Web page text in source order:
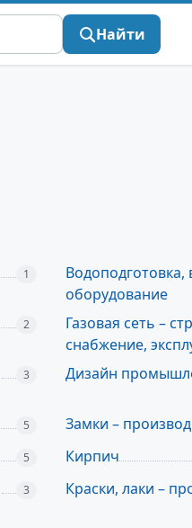
Найти
1
Водоподготовка,
оборудование
2
Газовая сеть –
снабжение,
3 Дизайн
5 Замки –
5 Кирпич
3 Краски, лаки –